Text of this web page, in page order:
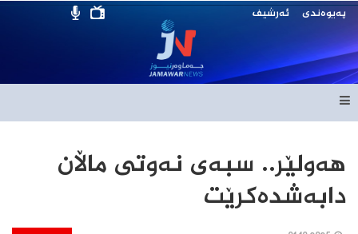
پەیوەندی ئەرشیف
هەولێر.. سبەی نەوتی ماڵان
دابەشدەکرێت